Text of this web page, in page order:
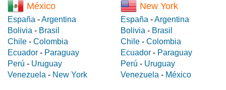
México
España -Argentina
Bolivia - Brasil
Chile - Colombia
Ecuador - Paraguay
Perú - Uruguay
Venezuela - New York
New York
España -Argentina
Bolivia - Brasil
Chile - Colombia
Ecuador - Paraguay
Perú - Uruguay
Venezuela - México